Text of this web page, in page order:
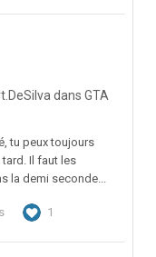
dans GTA
tu peux toujours
Il faut les
la demi seconde...
1